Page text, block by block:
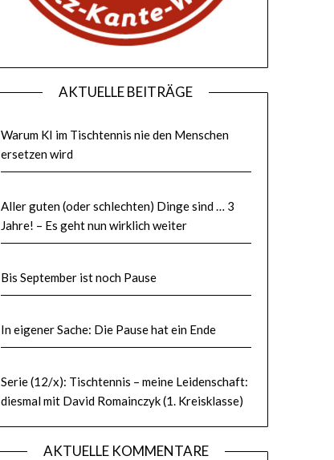
AKTUELLE BEITRÄGE
Warum KI im Tischtennis nie den Menschen
ersetzen wird
Aller guten (oder schlechten) Dinge sind … 3
Jahre! – Es geht nun wirklich weiter
Bis September ist noch Pause
In eigener Sache: Die Pause hat ein Ende
Serie (12/x): Tischtennis – meine Leidenschaft:
diesmal mit David Romainczyk (1. Kreisklasse)
AKTUELLE KOMMENTARE